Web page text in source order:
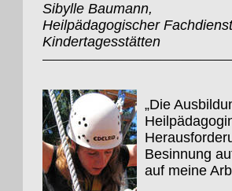
Sibylle Baumann,
Heilpädagogischer
Kindertagesstätten
„Die
Besinnung
auf meine